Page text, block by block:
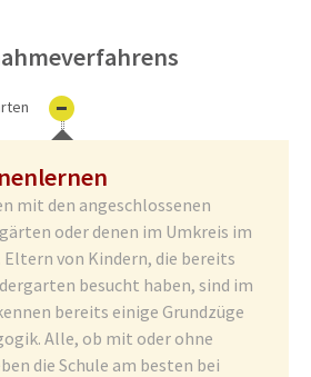
mit den angeschlossenen
oder denen im Umkreis im
Eltern von Kindern, die bereits
besucht haben, sind im
bereits einige Grundzüge
Alle, ob mit oder ohne
die Schule am besten bei